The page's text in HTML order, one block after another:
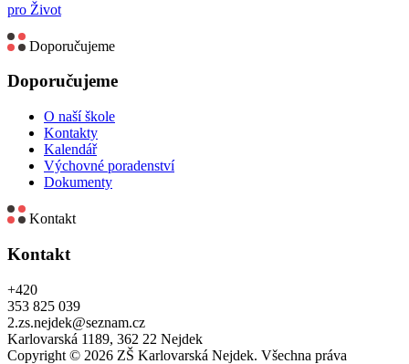
pro Život
Doporučujeme
Doporučujeme
O naší škole
Kontakty
Kalendář
Výchovné poradenství
Dokumenty
Kontakt
Kontakt
+420
353 825 039
2.zs.nejdek@seznam.cz
Karlovarská 1189, 362 22 Nejdek
Copyright © 2026 ZŠ Karlovarská Nejdek. Všechna práva